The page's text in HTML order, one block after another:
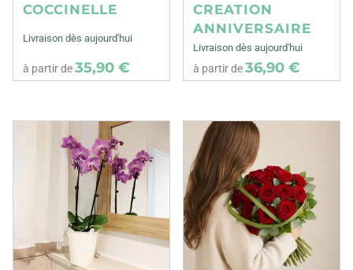
COCCINELLE
Livraison dès aujourd'hui
à partir de35,90 €
CREATION
ANNIVERSAIRE
Livraison dès aujourd'hui
à partir de36,90 €